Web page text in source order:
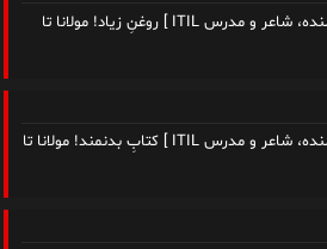
هادی احمدی (سروش): [ نویسنده، شاعر و مدرس ITIL ] روغنِ زیاد! مولانا تا
هادی احمدی (سروش): [ نویسنده، شاعر و مدرس ITIL ] کتابِ بدنمند! مولانا تا